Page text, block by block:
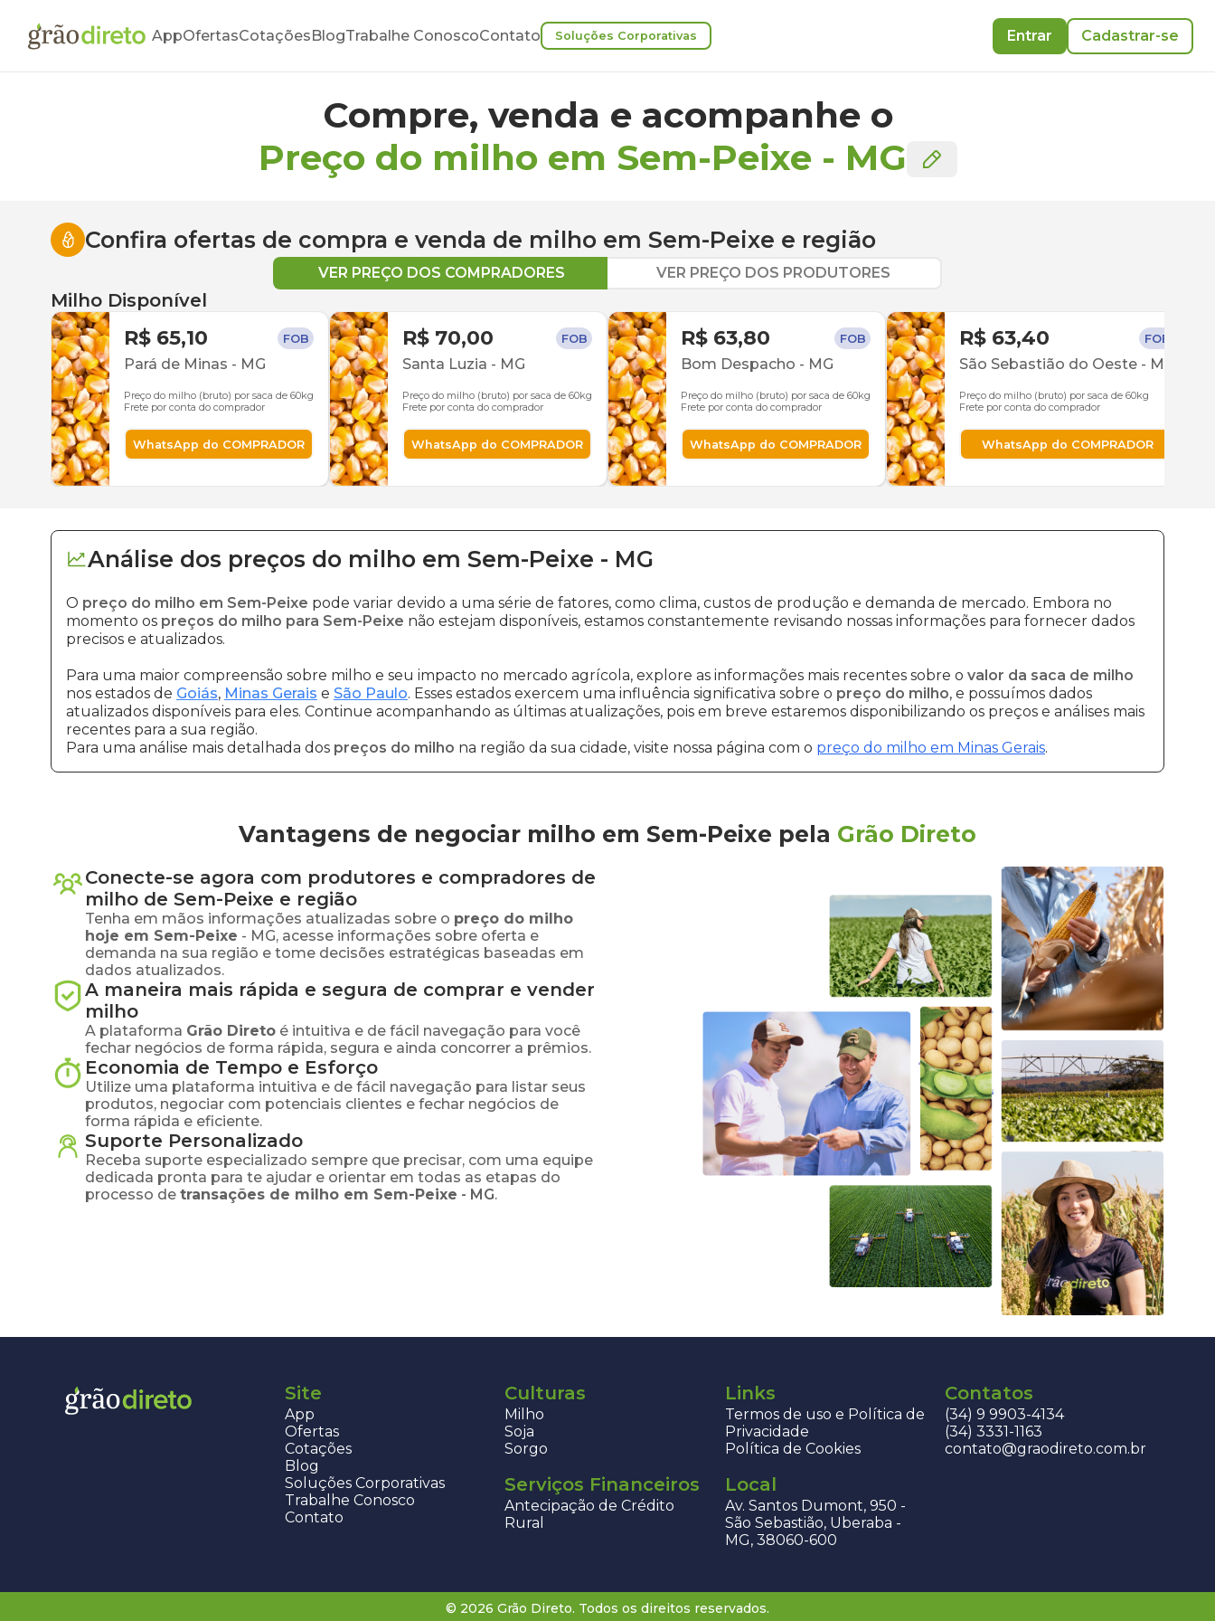
AppOfertasCotaçõesBlogTrabalhe ConoscoContato Soluções Corporativas Entrar Cadastrar-se
Compre, venda e acompanhe o
Preço do milho em Sem-Peixe - MG
Confira ofertas de compra e venda de milho em Sem-Peixe e região
VER PREÇO DOS COMPRADORES VER PREÇO DOS PRODUTORES
Milho Disponível
R$ 65,10 FOB
Pará de Minas - MG
Preço do milho (bruto) por saca de 60kg
Frete por conta do comprador
WhatsApp do COMPRADOR
R$ 70,00 FOB
Santa Luzia - MG
Preço do milho (bruto) por saca de 60kg
Frete por conta do comprador
WhatsApp do COMPRADOR
R$ 63,80 FOB
Bom Despacho - MG
Preço do milho (bruto) por saca de 60kg
Frete por conta do comprador
WhatsApp do COMPRADOR
R$ 63,40 FOB
São Sebastião do Oeste - MG
Preço do milho (bruto) por saca de 60kg
Frete por conta do comprador
WhatsApp do COMPRADOR
Análise dos preços do milho em Sem-Peixe - MG
O preço do milho em Sem-Peixe pode variar devido a uma série de fatores, como clima, custos de produção e demanda de mercado. Embora no
momento os preços do milho para Sem-Peixe não estejam disponíveis, estamos constantemente revisando nossas informações para fornecer dados
precisos e atualizados.
Para uma maior compreensão sobre milho e seu impacto no mercado agrícola, explore as informações mais recentes sobre o valor da saca de milho
nos estados de Goiás, Minas Gerais e São Paulo. Esses estados exercem uma influência significativa sobre o preço do milho, e possuímos dados
atualizados disponíveis para eles. Continue acompanhando as últimas atualizações, pois em breve estaremos disponibilizando os preços e análises mais
recentes para a sua região.
Para uma análise mais detalhada dos preços do milho na região da sua cidade, visite nossa página com o preço do milho em Minas Gerais.
Vantagens de negociar milho em Sem-Peixe pela Grão Direto
Conecte-se agora com produtores e compradores de
milho de Sem-Peixe e região
Tenha em mãos informações atualizadas sobre o preço do milho
hoje em Sem-Peixe - MG, acesse informações sobre oferta e
demanda na sua região e tome decisões estratégicas baseadas em
dados atualizados.
A maneira mais rápida e segura de comprar e vender
milho
A plataforma Grão Direto é intuitiva e de fácil navegação para você
fechar negócios de forma rápida, segura e ainda concorrer a prêmios.
Economia de Tempo e Esforço
Utilize uma plataforma intuitiva e de fácil navegação para listar seus
produtos, negociar com potenciais clientes e fechar negócios de
forma rápida e eficiente.
Suporte Personalizado
Receba suporte especializado sempre que precisar, com uma equipe
dedicada pronta para te ajudar e orientar em todas as etapas do
processo de transações de milho em Sem-Peixe - MG.
Site
App
Ofertas
Cotações
Blog
Soluções Corporativas
Trabalhe Conosco
Contato
Culturas
Milho
Soja
Sorgo
Links
Termos de uso e Política de
Privacidade
Política de Cookies
Contatos
(34) 9 9903-4134
(34) 3331-1163
contato@graodireto.com.br
Serviços Financeiros
Antecipação de Crédito
Rural
Local
Av. Santos Dumont, 950 -
São Sebastião, Uberaba -
MG, 38060-600
© 2026 Grão Direto. Todos os direitos reservados.